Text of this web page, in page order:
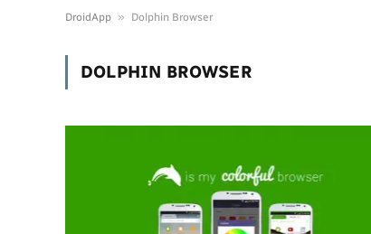
DroidApp » Dolphin Browser
DOLPHIN BROWSER